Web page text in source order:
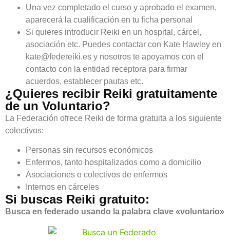
Una vez completado el curso y aprobado el examen,
aparecerá la cualificación en tu ficha personal
Si quieres introducir Reiki en un hospital, cárcel,
asociación etc. Puedes contactar con Kate Hawley en
kate@federeiki.es y nosotros te apoyamos con el
contacto con la entidad receptora para firmar
acuerdos, establecer pautas etc.
¿Quieres recibir Reiki gratuitamente
de un Voluntario?
La Federación ofrece Reiki de forma gratuita a los siguiente
colectivos:
Personas sin recursos económicos
Enfermos, tanto hospitalizados como a domicilio
Asociaciones o colectivos de enfermos
Internos en cárceles
Si buscas Reiki gratuito:
Busca en federado usando la palabra clave «voluntario»